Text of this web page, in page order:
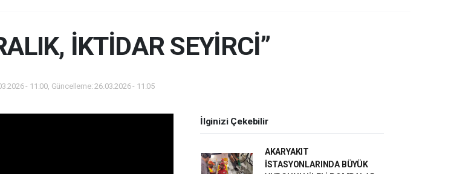
İKTİDAR SEYİRCİ”
- 11:00, Güncelleme: 26.03.2026 - 11:05
İlginizi Çekebilir
AKARYAKIT
İSTASYONLARINDA BÜYÜK